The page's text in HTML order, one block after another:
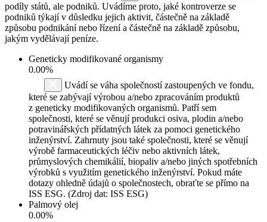
podíly států, ale podniků. Uvádíme proto, jaké kontroverze se
podniků týkají v důsledku jejich aktivit, částečně na základě
způsobu podnikání nebo řízení a částečně na základě způsobu,
jakým vydělávají peníze.
Geneticky modifikované organismy
0.00%
Uvádí se váha společností zastoupených ve fondu,
které se zabývají výrobou a/nebo zpracováním produktů
z geneticky modifikovaných organismů. Patří sem
společnosti, které se věnují produkci osiva, plodin a/nebo
potravinářských přídatných látek za pomoci genetického
inženýrství. Zahrnuty jsou také společnosti, které se věnují
výrobě farmaceutických léčiv nebo aktivních látek,
průmyslových chemikálií, biopaliv a/nebo jiných spotřebních
výrobků s využitím genetického inženýrství. Pokud máte
dotazy ohledně údajů o společnostech, obraťte se přímo na
ISS ESG. (Zdroj dat: ISS ESG)
Palmový olej
0.00%